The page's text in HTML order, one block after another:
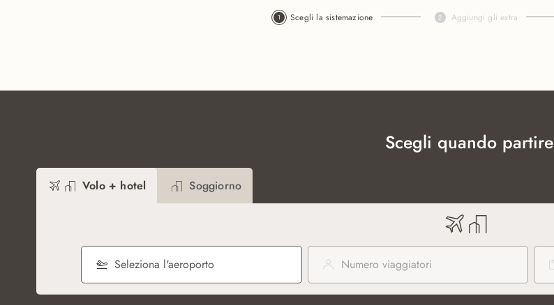
Scegli la sistemazione Aggiungi gli extra
Scegli quando partire
Volo + hotel Soggiorno
Seleziona l'aeroporto Numero viaggiatori